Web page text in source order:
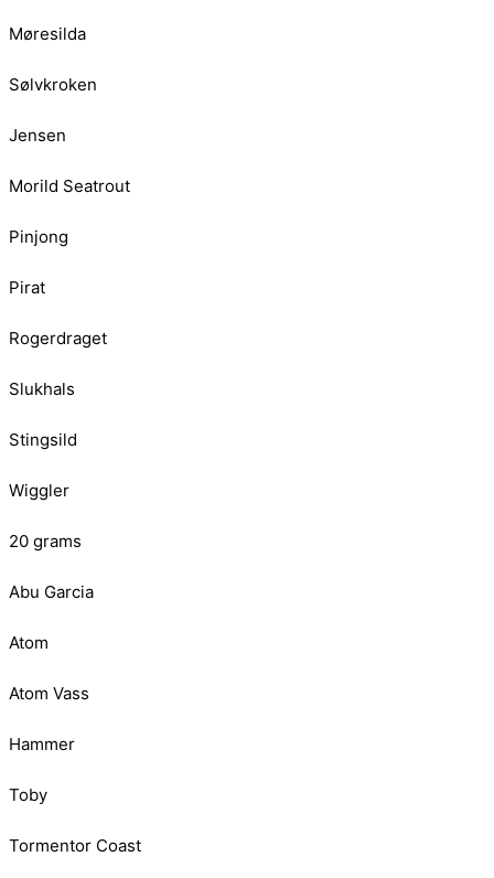
Møresilda
Sølvkroken
Jensen
Morild Seatrout
Pinjong
Pirat
Rogerdraget
Slukhals
Stingsild
Wiggler
20 grams
Abu Garcia
Atom
Atom Vass
Hammer
Toby
Tormentor Coast